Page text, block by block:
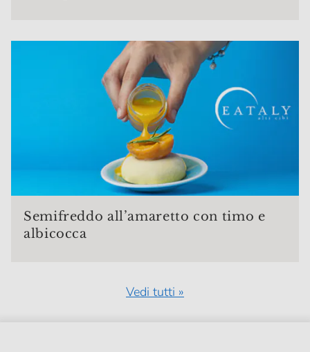
Semifreddo all’amaretto con timo e
albicocca
Vedi tutti »